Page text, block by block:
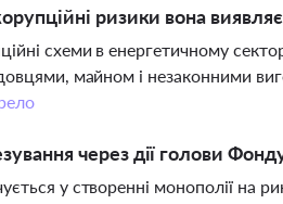
ризики вона
схеми в енергетичному
майном і незаконними
через дії голови
у створенні монополії на